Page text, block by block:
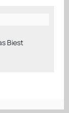
Biest